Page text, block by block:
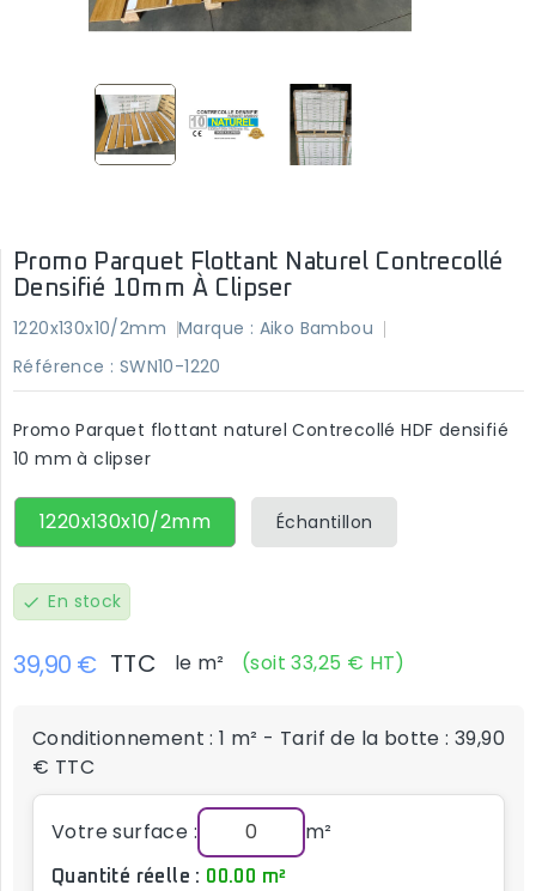
Promo Parquet Flottant Naturel Contrecollé
Densifié 10mm À Clipser
1220x130x10/2mm Marque : Aiko Bambou
Référence : SWN10-1220
Promo Parquet flottant naturel Contrecollé HDF densifié
10 mm à clipser
1220x130x10/2mm Échantillon
check En stock
39,90 € TTC le m² (soit 33,25 € HT)
Conditionnement : 1 m² - Tarif de la botte : 39,90
€ TTC
Votre surface : m²
Quantité réelle : 00.00 m²